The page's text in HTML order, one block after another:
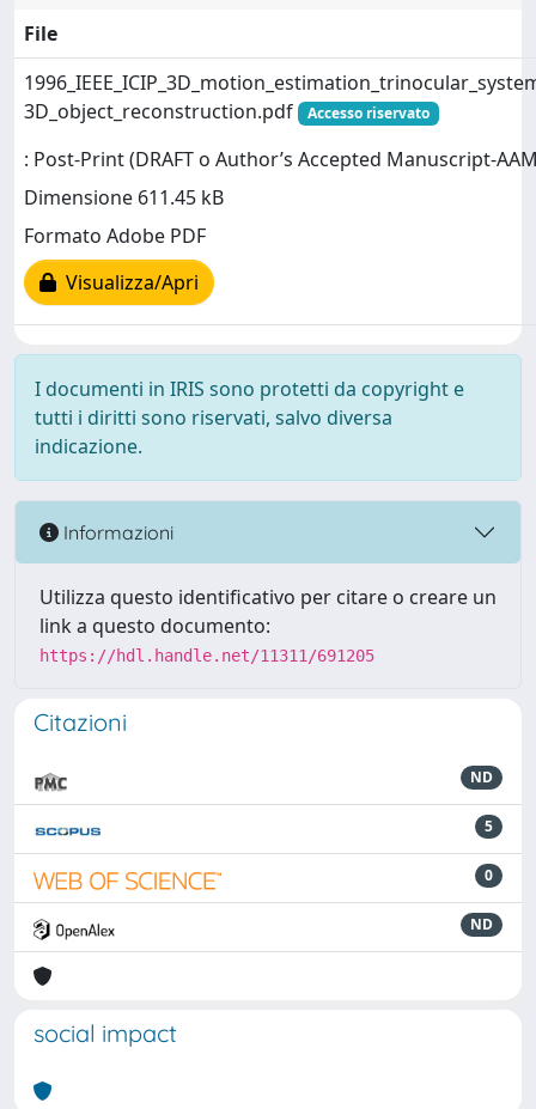
File
3D_object_reconstruction.pdf
Accesso riservato
: Post-Print (DRAFT o Author’s Accepted Manuscript-
Dimensione 611.45 kB
Formato Adobe PDF
Visualizza/Apri
I documenti in IRIS sono protetti da copyright e
tutti i diritti sono riservati, salvo diversa
indicazione.
Informazioni
Utilizza questo identificativo per citare o creare un
link a questo documento:
https://hdl.handle.net/11311/691205
Citazioni
ND
5
0
ND
social impact